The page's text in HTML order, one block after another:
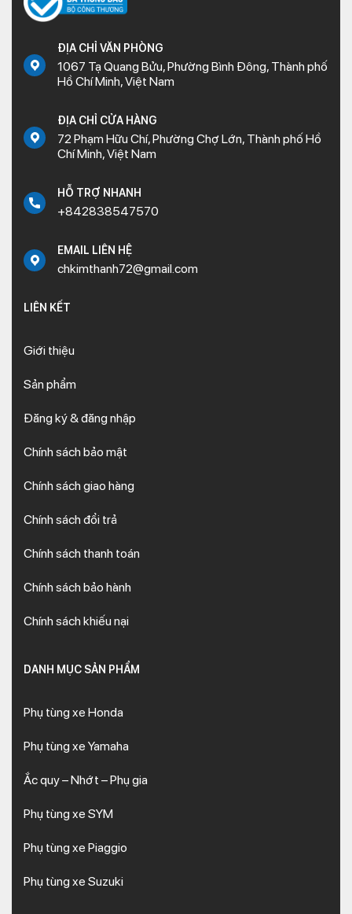
ĐỊA CHỈ VĂN PHÒNG
1067 Tạ Quang Bửu, Phường Bình Đông, Thành phố
Hồ Chí Minh, Việt Nam
ĐỊA CHỈ CỬA HÀNG
72 Phạm Hữu Chí, Phường Chợ Lớn, Thành phố Hồ
Chí Minh, Việt Nam
HỖ TRỢ NHANH
+842838547570
EMAIL LIÊN HỆ
chkimthanh72@gmail.com
LIÊN KẾT
Giới thiệu
Sản phẩm
Đăng ký & đăng nhập
Chính sách bảo mật
Chính sách giao hàng
Chính sách đổi trả
Chính sách thanh toán
Chính sách bảo hành
Chính sách khiếu nại
DANH MỤC SẢN PHẨM
Phụ tùng xe Honda
Phụ tùng xe Yamaha
Ắc quy – Nhớt – Phụ gia
Phụ tùng xe SYM
Phụ tùng xe Piaggio
Phụ tùng xe Suzuki